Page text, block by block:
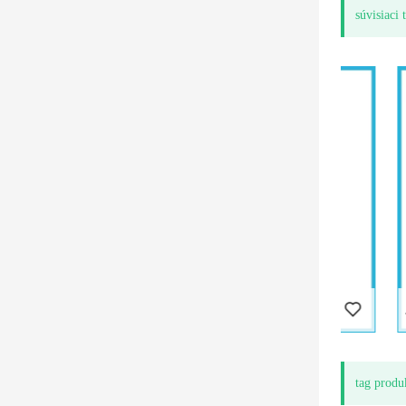
súvisiaci
tag